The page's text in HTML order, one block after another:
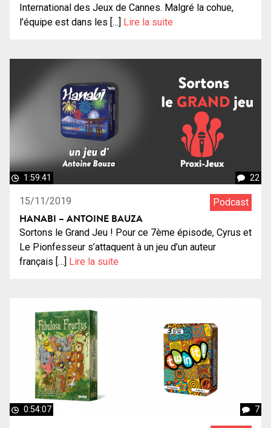
International des Jeux de Cannes. Malgré la cohue,
l’équipe est dans les […] Lire la suite
1:59:41 22
15/11/2019 Podcast
HANABI – ANTOINE BAUZA
Sortons le Grand Jeu ! Pour ce 7ème épisode, Cyrus et
Le Pionfesseur s’attaquent à un jeu d’un auteur
français […] Lire la suite
0:54:07 7